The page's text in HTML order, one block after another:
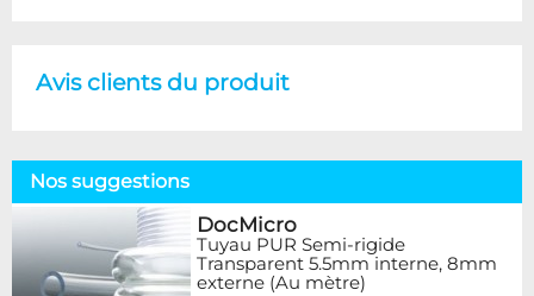
Avis clients du produit
Nos suggestions
DocMicro
Tuyau PUR Semi-rigide
Transparent 5.5mm interne, 8mm
externe (Au mètre)